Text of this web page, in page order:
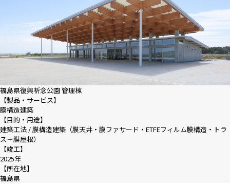
福島県復興祈念公園 管理棟
【製品・サービス】
膜構造建築
【目的・用途】
建築工法 / 膜構造建築（膜天井・膜ファサード・ETFEフィルム膜構造・トラ
ス＋膜屋根）
【竣工】
2025年
【所在地】
福島県